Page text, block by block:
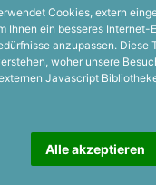
Cookies, extern
Ihnen ein besseres
anzupassen.
woher unsere
Javascript
Alle akzeptieren